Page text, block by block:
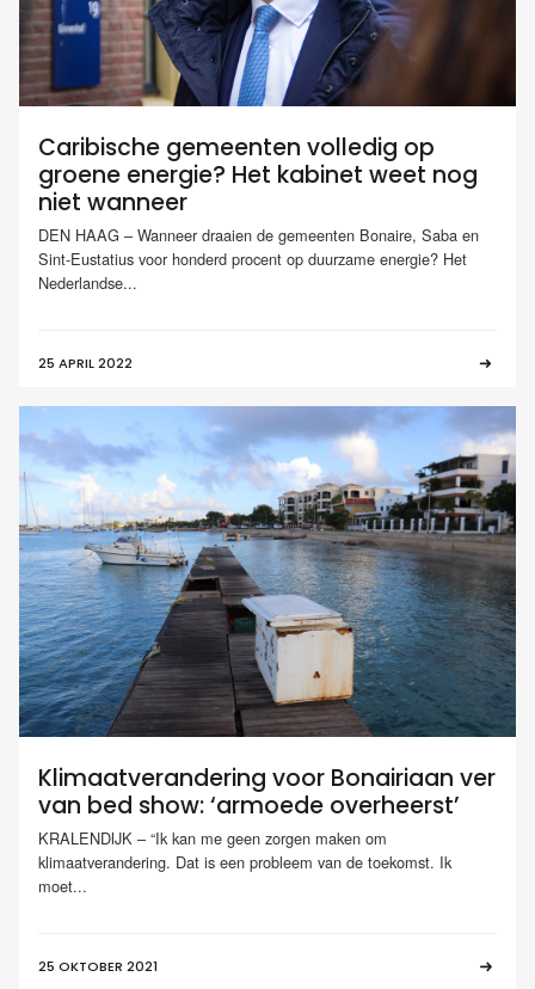
Caribische gemeenten volledig op
groene energie? Het kabinet weet nog
niet wanneer
DEN HAAG – Wanneer draaien de gemeenten Bonaire, Saba en
Sint-Eustatius voor honderd procent op duurzame energie? Het
Nederlandse...
25 APRIL 2022
Klimaatverandering voor Bonairiaan ver
van bed show: ‘armoede overheerst’
KRALENDIJK – “Ik kan me geen zorgen maken om
klimaatverandering. Dat is een probleem van de toekomst. Ik
moet...
25 OKTOBER 2021